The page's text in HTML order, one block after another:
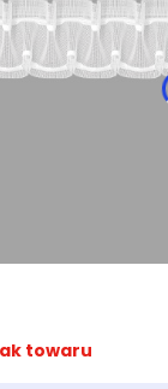
towaru